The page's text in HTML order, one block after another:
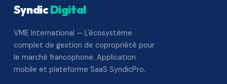
SyndicDigital
VME International — L'écosystème
complet de gestion de copropriété pour
le marché francophone. Application
mobile et plateforme SaaS SyndicPro.